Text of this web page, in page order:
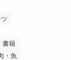
書籍
・魚